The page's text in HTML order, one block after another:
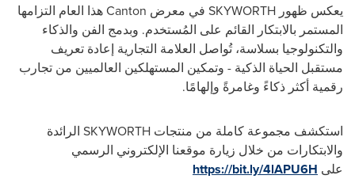
يعكس ظهور SKYWORTH في معرض Cantonهذا العام التزامها
المستمر بالابتكار القائم على المُستخدم. وبدمج الفن والذكاء
والتكنولوجيا بسلاسة، تُواصل العلامة التجارية إعادة تعريف
مستقبل الحياة الذكية - وتمكين المستهلكين العالميين من تجارب
رقمية أكثر ذكاءً وغامرةً وإلهامًا.
استكشف مجموعة كاملة من منتجات SKYWORTH الرائدة
والابتكارات من خلال زيارة موقعنا الإلكتروني الرسمي
على https://bit.ly/4lAPU6H